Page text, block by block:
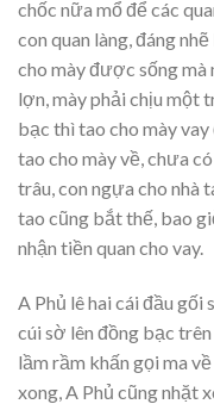
chốc nữa mổ để các
con quan làng, đáng
cho mày được sống mà
lợn, mày phải chịu một
bạc thì tao cho mày
tao cho mày về, chưa
trâu, con ngựa cho nhà
tao cũng bắt thế, bao
nhận tiền quan cho vay.
A Phủ lê hai cái đầu gối
cúi sờ lên đồng bạc
lầm rầm khấn gọi ma
xong, A Phủ cũng nhặt